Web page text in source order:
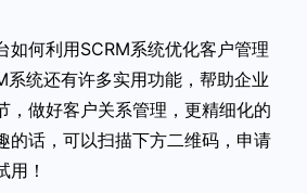
如何利用SCRM系统优化客户管理
系统还有许多实用功能，帮助企业
，做好客户关系管理，更精细化的
的话，可以扫描下方二维码，申请
用！